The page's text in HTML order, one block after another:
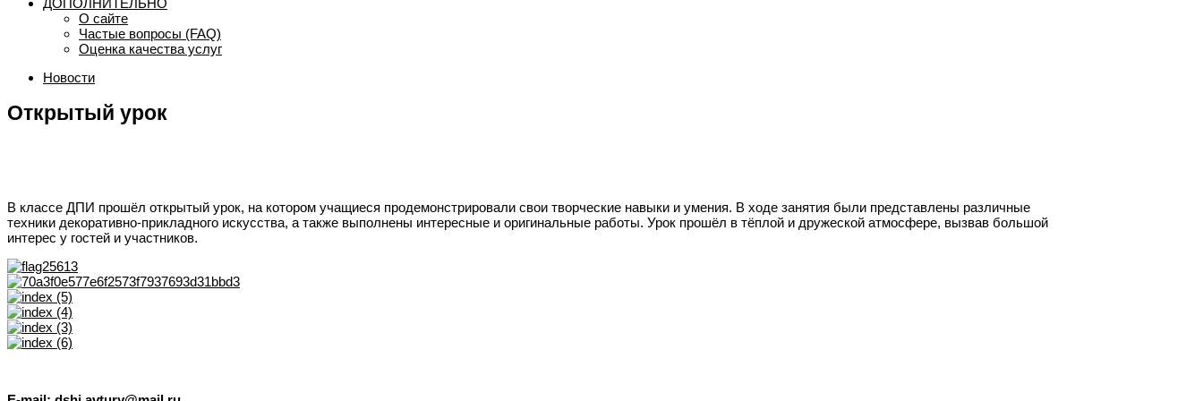
ДОПОЛНИТЕЛЬНО
О сайте
Частые вопросы (FAQ)
Оценка качества услуг
Новости
Открытый урок
В классе ДПИ прошёл открытый урок, на котором учащиеся продемонстрировали свои творческие навыки и умения. В ходе занятия были представлены различные
техники декоративно-прикладного искусства, а также выполнены интересные и оригинальные работы. Урок прошёл в тёплой и дружеской атмосфере, вызвав большой
интерес у гостей и участников.